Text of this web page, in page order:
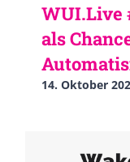
WUI.Live
als
14. Oktober